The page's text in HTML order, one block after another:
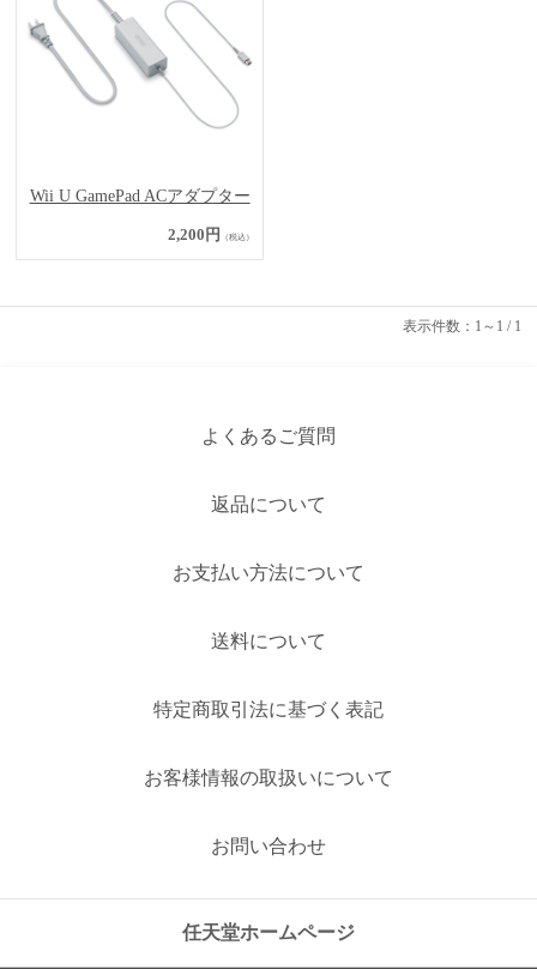
Wii U GamePad ACアダプター
2,200円 （税込）
表示件数：1～1 / 1
よくあるご質問
返品について
お支払い方法について
送料について
特定商取引法に基づく表記
お客様情報の取扱いについて
お問い合わせ
任天堂ホームページ